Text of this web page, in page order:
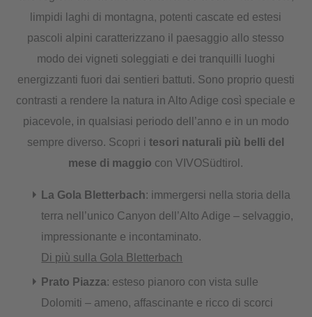
limpidi laghi di montagna, potenti cascate ed estesi
pascoli alpini caratterizzano il paesaggio allo stesso
modo dei vigneti soleggiati e dei tranquilli luoghi
energizzanti fuori dai sentieri battuti. Sono proprio questi
contrasti a rendere la natura in Alto Adige così speciale e
piacevole, in qualsiasi periodo dell’anno e in un modo
sempre diverso. Scopri itesori naturali più belli del
mese di maggio con VIVOSüdtirol.
La Gola Bletterbach: immergersi nella storia della
terra nell’unico Canyon dell’Alto Adige – selvaggio,
impressionante e incontaminato.
Di più sulla Gola Bletterbach
Prato Piazza: esteso pianoro con vista sulle
Dolomiti – ameno, affascinante e ricco di scorci